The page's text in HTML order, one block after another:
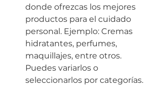
donde ofrezcas los mejores
productos para el cuidado
personal. Ejemplo: Cremas
hidratantes, perfumes,
maquillajes, entre otros.
Puedes variarlos o
seleccionarlos por categorías.